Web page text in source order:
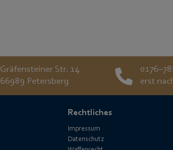
Gräfensteiner Str. 14
66989 Petersberg
erst
Rechtliches
Impressum
Datenschutz